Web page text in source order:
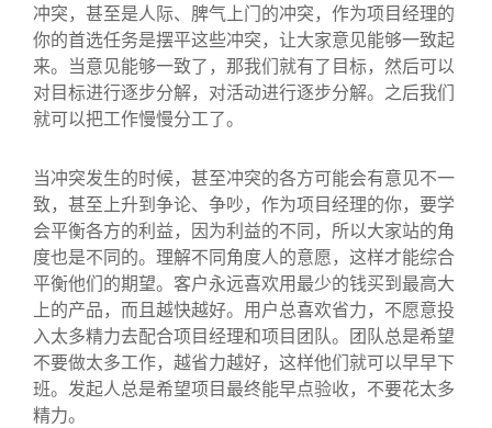
冲突，甚至是人际、脾气上门的冲突，作为项目经理的
你的首选任务是摆平这些冲突，让大家意见能够一致起
来。当意见能够一致了，那我们就有了目标，然后可以
对目标进行逐步分解，对活动进行逐步分解。之后我们
就可以把工作慢慢分工了。
当冲突发生的时候，甚至冲突的各方可能会有意见不一
致，甚至上升到争论、争吵，作为项目经理的你，要学
会平衡各方的利益，因为利益的不同，所以大家站的角
度也是不同的。理解不同角度人的意愿，这样才能综合
平衡他们的期望。客户永远喜欢用最少的钱买到最高大
上的产品，而且越快越好。用户总喜欢省力，不愿意投
入太多精力去配合项目经理和项目团队。团队总是希望
不要做太多工作，越省力越好，这样他们就可以早早下
班。发起人总是希望项目最终能早点验收，不要花太多
精力。